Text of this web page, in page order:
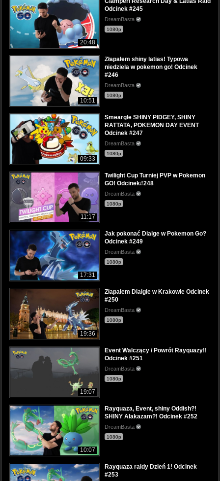
20:48
Odcinek #245
DreamBasta
1080p
10:51
Złapałem shiny latias! Typowa
niedziela w pokemon go! Odcinek
#246
DreamBasta
1080p
09:33
Smeargle SHINY PIDGEY, SHINY
RATTATA, POKEMON DAY EVENT
Odcinek #247
DreamBasta
1080p
11:17
Twilight Cup Turniej PVP w Pokemon
GO! Odcinek#248
DreamBasta
1080p
17:31
Jak pokonać Dialge w Pokemon Go?
Odcinek #249
DreamBasta
1080p
19:36
Złapałem Dialgie w Krakowie Odcinek
#250
DreamBasta
1080p
19:07
Event Walczący / Powrót Rayquazy!!
Odcinek #251
DreamBasta
1080p
10:07
Rayquaza, Event, shiny Oddish?!
SHINY Alakazam?! Odcinek #252
DreamBasta
1080p
Rayquaza raidy Dzień 1! Odcinek
#253